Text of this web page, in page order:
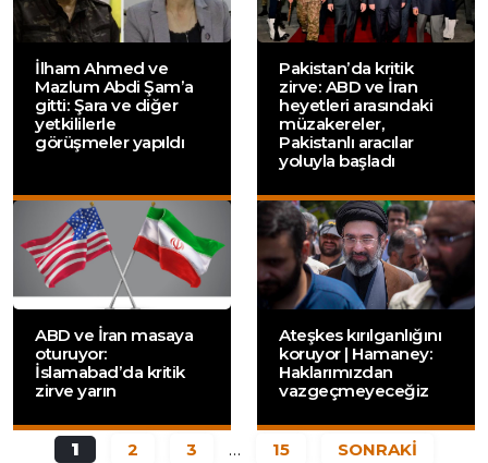
İlham Ahmed ve
Mazlum Abdi Şam’a
gitti: Şara ve diğer
yetkililerle
görüşmeler yapıldı
Pakistan’da kritik
zirve: ABD ve İran
heyetleri arasındaki
müzakereler,
Pakistanlı aracılar
yoluyla başladı
ABD ve İran masaya
oturuyor:
İslamabad’da kritik
zirve yarın
Ateşkes kırılganlığını
koruyor | Hamaney:
Haklarımızdan
vazgeçmeyeceğiz
1 2 3 … 15 SONRAKİ